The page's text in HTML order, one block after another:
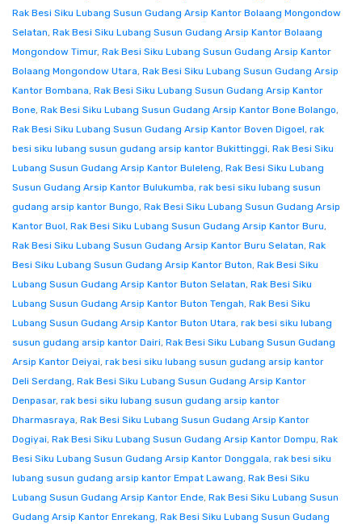
Rak Besi Siku Lubang Susun Gudang Arsip Kantor Bolaang Mongondow
Selatan, Rak Besi Siku Lubang Susun Gudang Arsip Kantor Bolaang
Mongondow Timur, Rak Besi Siku Lubang Susun Gudang Arsip Kantor
Bolaang Mongondow Utara, Rak Besi Siku Lubang Susun Gudang Arsip
Kantor Bombana, Rak Besi Siku Lubang Susun Gudang Arsip Kantor
Bone, Rak Besi Siku Lubang Susun Gudang Arsip Kantor Bone Bolango,
Rak Besi Siku Lubang Susun Gudang Arsip Kantor Boven Digoel, rak
besi siku lubang susun gudang arsip kantor Bukittinggi, Rak Besi Siku
Lubang Susun Gudang Arsip Kantor Buleleng, Rak Besi Siku Lubang
Susun Gudang Arsip Kantor Bulukumba, rak besi siku lubang susun
gudang arsip kantor Bungo, Rak Besi Siku Lubang Susun Gudang Arsip
Kantor Buol, Rak Besi Siku Lubang Susun Gudang Arsip Kantor Buru,
Rak Besi Siku Lubang Susun Gudang Arsip Kantor Buru Selatan, Rak
Besi Siku Lubang Susun Gudang Arsip Kantor Buton, Rak Besi Siku
Lubang Susun Gudang Arsip Kantor Buton Selatan, Rak Besi Siku
Lubang Susun Gudang Arsip Kantor Buton Tengah, Rak Besi Siku
Lubang Susun Gudang Arsip Kantor Buton Utara, rak besi siku lubang
susun gudang arsip kantor Dairi, Rak Besi Siku Lubang Susun Gudang
Arsip Kantor Deiyai, rak besi siku lubang susun gudang arsip kantor
Deli Serdang, Rak Besi Siku Lubang Susun Gudang Arsip Kantor
Denpasar, rak besi siku lubang susun gudang arsip kantor
Dharmasraya, Rak Besi Siku Lubang Susun Gudang Arsip Kantor
Dogiyai, Rak Besi Siku Lubang Susun Gudang Arsip Kantor Dompu, Rak
Besi Siku Lubang Susun Gudang Arsip Kantor Donggala, rak besi siku
lubang susun gudang arsip kantor Empat Lawang, Rak Besi Siku
Lubang Susun Gudang Arsip Kantor Ende, Rak Besi Siku Lubang Susun
Gudang Arsip Kantor Enrekang, Rak Besi Siku Lubang Susun Gudang